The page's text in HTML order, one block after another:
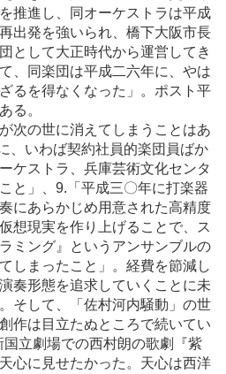
推進し、同オーケストラは平成
出発を強いられ、橋下大阪市長
として大正時代から運営してき
、同楽団は平成二六年に、やは
るを得なくなった」。ポスト平
る。
次の世に消えてしまうことはあ
、いわば契約社員的楽団員ばか
ケストラ、兵庫芸術文化センタ
と」、9.「平成三〇年に打楽器
にあらかじめ用意された高精度
想現実を作り上げることで、ス
ミング』というアンサンブルの
しまったこと」。経費を節減し
奏形態を追求していくことに未
そして、「佐村河内騒動」の世
作は目立たぬところで続いてい
立劇場での西村朗の歌劇『紫
心に見せたかった。天心は西洋